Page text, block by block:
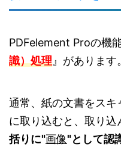
PDFelement Proの機
識）処理 』があります。
通常、紙の文書をスキ
に取り込むと、取り込
括りに"画像"として認